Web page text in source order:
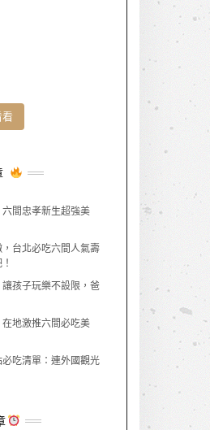
看
間忠孝新生超強美
台北必吃六間人氣壽
孩子玩樂不設限，爸
地激推六間必吃美
吃清單：連外國觀光